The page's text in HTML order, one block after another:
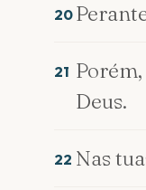
20
21
Deus.
22 Nas